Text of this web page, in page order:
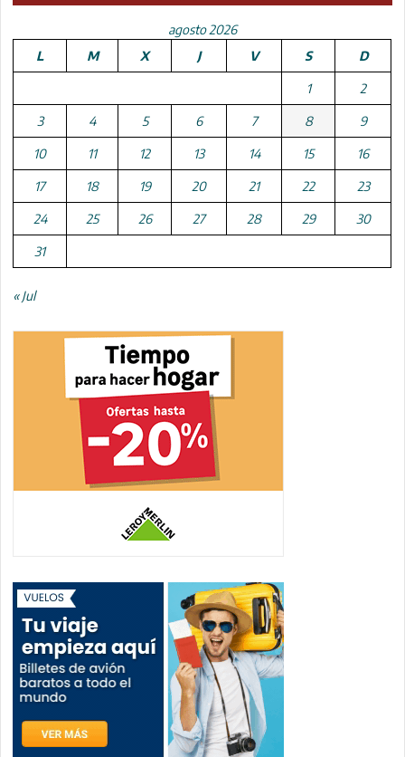
agosto 2026
L
M X J V S D
1 2
3 4 5 6 7 8 9
10 11 12 13 14 15 16
17 18 19 20 21 22 23
24 25 26 27 28 29 30
31
« Jul